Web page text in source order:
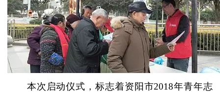
本次启动仪式，标志着资阳市2018年青年志